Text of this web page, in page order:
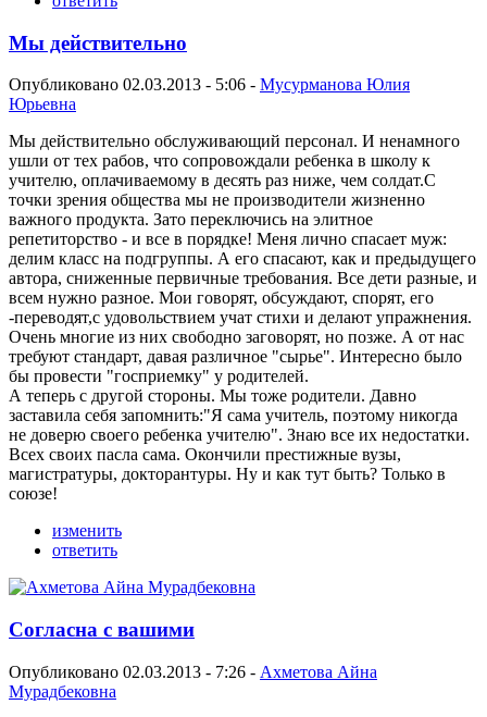
Мы действительно
Опубликовано 02.03.2013 - 5:06 - Мусурманова Юлия
Юрьевна
Мы действительно обслуживающий персонал. И ненамного
ушли от тех рабов, что сопровождали ребенка в школу к
учителю, оплачиваемому в десять раз ниже, чем солдат.С
точки зрения общества мы не производители жизненно
важного продукта. Зато переключись на элитное
репетиторство - и все в порядке! Меня лично спасает муж:
делим класс на подгруппы. А его спасают, как и предыдущего
автора, сниженные первичные требования. Все дети разные, и
всем нужно разное. Мои говорят, обсуждают, спорят, его
-переводят,с удовольствием учат стихи и делают упражнения.
Очень многие из них свободно заговорят, но позже. А от нас
требуют стандарт, давая различное "сырье". Интересно было
бы провести "госприемку" у родителей.
А теперь с другой стороны. Мы тоже родители. Давно
заставила себя запомнить:"Я сама учитель, поэтому никогда
не доверю своего ребенка учителю". Знаю все их недостатки.
Всех своих пасла сама. Окончили престижные вузы,
магистратуры, докторантуры. Ну и как тут быть? Только в
союзе!
изменить
ответить
Согласна с вашими
Опубликовано 02.03.2013 - 7:26 - Ахметова Айна
Мурадбековна